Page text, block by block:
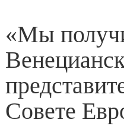
«Мы
Совете